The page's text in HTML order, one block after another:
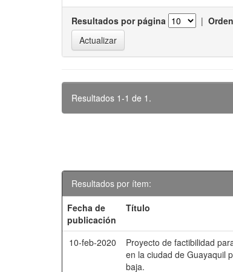
Resultados por página |
Resultados 1-1 de 1.
Resultados por ítem:
Fecha de
publicación
Título
10-feb-2020
Proyecto de factibilidad
en la ciudad de Guayaquil
baja.